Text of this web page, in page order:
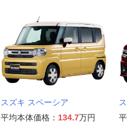
スズキ スペーシア
平均本体価格： 134.7万円